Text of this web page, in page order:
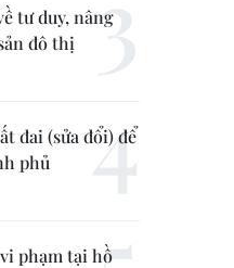
tư duy, nâng
đô thị
đai (sửa đổi) để
phủ
phạm tại hồ